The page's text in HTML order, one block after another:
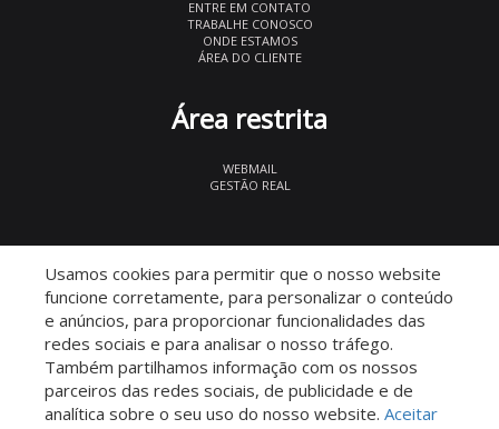
ENTRE EM CONTATO
TRABALHE CONOSCO
ONDE ESTAMOS
ÁREA DO CLIENTE
Área restrita
WEBMAIL
GESTÃO REAL
Descomplicado por:
Usamos cookies para permitir que o nosso website
funcione corretamente, para personalizar o conteúdo
e anúncios, para proporcionar funcionalidades das
redes sociais e para analisar o nosso tráfego.
Também partilhamos informação com os nossos
parceiros das redes sociais, de publicidade e de
analítica sobre o seu uso do nosso website. Aceitar